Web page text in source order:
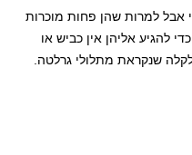
אבל למרות שהן פחות מוכרות
להגיע אליהן אין כביש או
שנקראת מתלולי גרלטה.